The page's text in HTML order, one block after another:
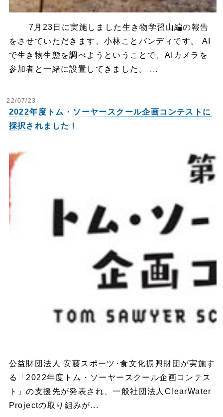
7月23日に実施しました生き物学習山編の報告
をさせていただきます、小林ことバンディです。 AI
で生き物生態を調べようということで、AIカメラを
参加者と一緒に設置してきました。 ...
22/07/23
2022年度トム・ソーヤースクール企画コンテストに
採択されました！
公益財団法人 安藤スポーツ･食文化振興財団が実施す
る「2022年度トム・ソーヤースクール企画コンテス
ト」の支援先が発表され、一般社団法人ClearWater
Projectの取り組みが...